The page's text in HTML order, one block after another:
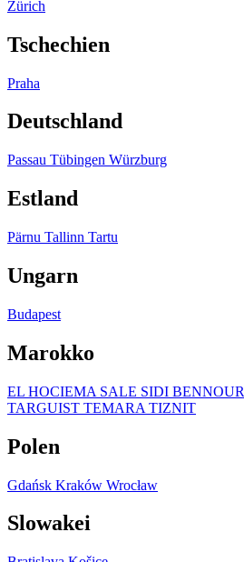
Zürich
Tschechien
Praha
Deutschland
Passau Tübingen Würzburg
Estland
Pärnu Tallinn Tartu
Ungarn
Budapest
Marokko
EL HOCIEMA SALE SIDI BENNOUR
TARGUIST TEMARA TIZNIT
Polen
Gdańsk Kraków Wrocław
Slowakei